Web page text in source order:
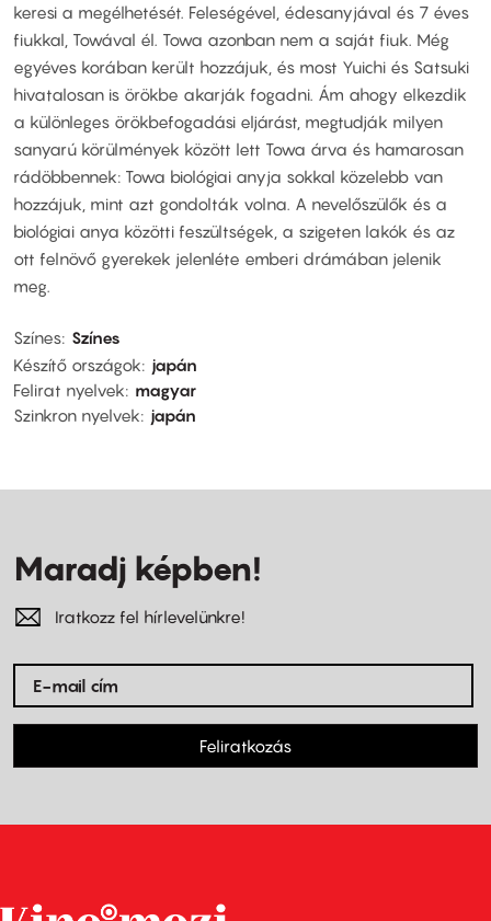
keresi a megélhetését. Feleségével, édesanyjával és 7 éves
fiukkal, Towával él. Towa azonban nem a saját fiuk. Még
egyéves korában került hozzájuk, és most Yuichi és Satsuki
hivatalosan is örökbe akarják fogadni. Ám ahogy elkezdik
a különleges örökbefogadási eljárást, megtudják milyen
sanyarú körülmények között lett Towa árva és hamarosan
rádöbbennek: Towa biológiai anyja sokkal közelebb van
hozzájuk, mint azt gondolták volna. A nevelőszülők és a
biológiai anya közötti feszültségek, a szigeten lakók és az
ott felnövő gyerekek jelenléte emberi drámában jelenik
meg.
Színes Színes
Készítő országok
japán
Felirat nyelvek
magyar
Szinkron nyelvek
japán
Maradj képben!
Iratkozz fel hírlevelünkre!
Feliratkozás